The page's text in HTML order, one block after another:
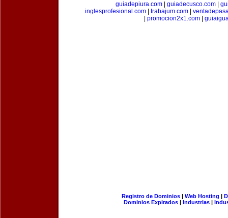
guiadepiura.com| guiadecusco.com|
inglesprofesional.com| trabajum.com|
promocion2x1.com
Registro de Dominios| Web Hosting |
Dominios Expirados | Industrias |